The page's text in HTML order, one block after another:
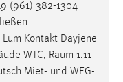
WTC,Raum1.11
Miet- und WEG-
im Immobilien- und
Sie sich für die
Der